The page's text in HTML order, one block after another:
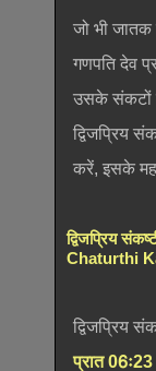
जो भी
गणपति देव
उसके संकटों
द्विजप्रिय
करें, इसके
द्विजप्रिय
Chaturthi
द्विजप्रिय
प्रात